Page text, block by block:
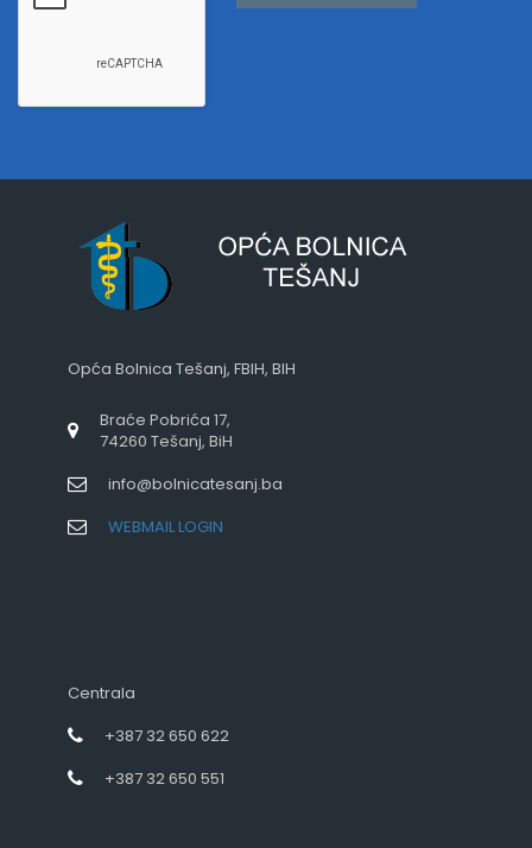
Opća Bolnica Tešanj, FBIH, BIH
Braće Pobrića 17,
74260 Tešanj, BiH
info@bolnicatesanj.ba
WEBMAIL LOGIN
Centrala
+387 32 650 622
+387 32 650 551